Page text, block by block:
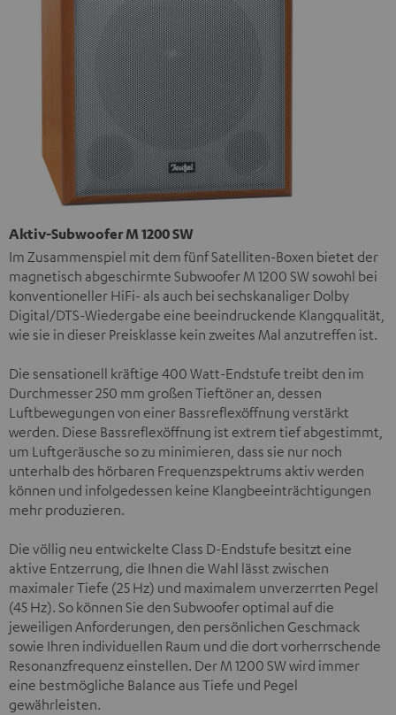
Aktiv-Subwoofer M 1200 SW
Im Zusammenspiel mit dem fünf Satelliten-Boxen bietet der
magnetisch abgeschirmte Subwoofer M 1200 SW sowohl bei
konventioneller HiFi- als auch bei sechskanaliger Dolby
Digital/DTS-Wiedergabe eine beeindruckende Klangqualität,
wie sie in dieser Preisklasse kein zweites Mal anzutreffen ist.
Die sensationell kräftige 400 Watt-Endstufe treibt den im
Durchmesser 250 mm großen Tieftöner an, dessen
Luftbewegungen von einer Bassreflexöffnung verstärkt
werden. Diese Bassreflexöffnung ist extrem tief abgestimmt,
um Luftgeräusche so zu minimieren, dass sie nur noch
unterhalb des hörbaren Frequenzspektrums aktiv werden
können und infolgedessen keine Klangbeeinträchtigungen
mehr produzieren.
Die völlig neu entwickelte Class D-Endstufe besitzt eine
aktive Entzerrung, die Ihnen die Wahl lässt zwischen
maximaler Tiefe (25 Hz) und maximalem unverzerrten Pegel
(45 Hz). So können Sie den Subwoofer optimal auf die
jeweiligen Anforderungen, den persönlichen Geschmack
sowie Ihren individuellen Raum und die dort vorherrschende
Resonanzfrequenz einstellen. Der M 1200 SW wird immer
eine bestmögliche Balance aus Tiefe und Pegel
gewährleisten.